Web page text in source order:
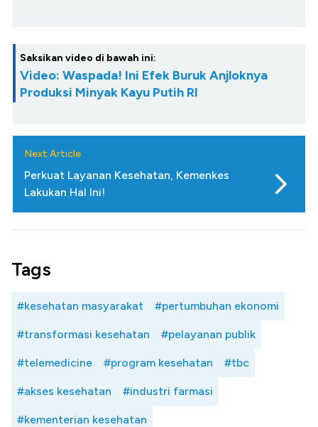
Saksikan video di bawah ini:
Video: Waspada! Ini Efek Buruk Anjloknya
Produksi Minyak Kayu Putih RI
Next Article
Perkuat Layanan Kesehatan, Kemenkes
Lakukan Hal Ini!
Tags
#kesehatan masyarakat #pertumbuhan ekonomi
#transformasi kesehatan #pelayanan publik
#telemedicine #program kesehatan #tbc
#akses kesehatan #industri farmasi
#kementerian kesehatan